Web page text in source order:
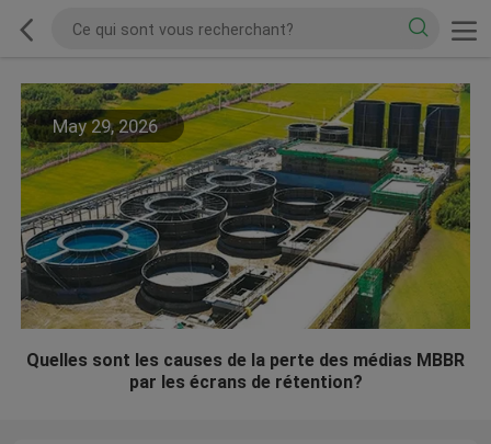
May 29, 2026
Quelles sont les causes de la perte des médias MBBR
par les écrans de rétention?